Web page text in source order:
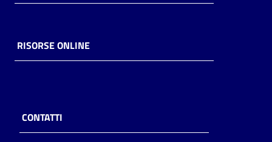
RISORSE ONLINE
CONTATTI